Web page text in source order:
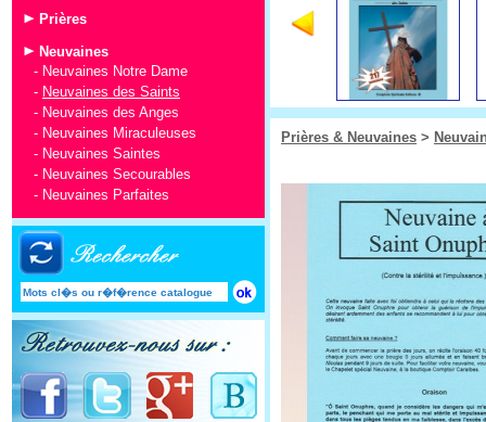
Prières
Neuvaines
- Neuvaines Notre Dame
- Neuvaines des Saints
- Neuvaines des Anges
- Neuvaines Miraculeuses
- Neuvaines Saintes
- Neuvaines Secourables
- Neuvaines Parfaites
Prières & Neuvaines >